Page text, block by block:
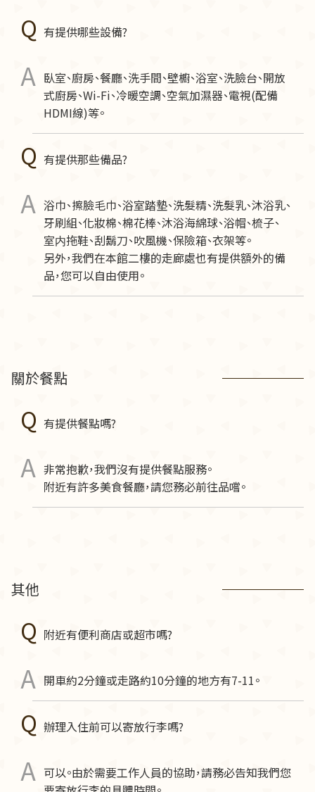
有提供哪些設備?
臥室、廚房、餐廳、洗手間、壁櫥、浴室、洗臉台、開放
式廚房、Wi-Fi、冷暖空調、空氣加濕器、電視(配備
HDMI線)等。
有提供那些備品?
浴巾、擦臉毛巾、浴室踏墊、洗髮精、洗髮乳、沐浴乳、
牙刷組、化妝棉、棉花棒、沐浴海綿球、浴帽、梳子、
室内拖鞋、刮鬍刀、吹風機、保險箱、衣架等。
另外，我們在本館二樓的走廊處也有提供額外的備
品，您可以自由使用。
關於餐點
有提供餐點嗎?
非常抱歉，我們沒有提供餐點服務。
附近有許多美食餐廳，請您務必前往品嚐。
其他
附近有便利商店或超市嗎?
開車約2分鐘或走路約10分鐘的地方有7-11。
辦理入住前可以寄放行李嗎?
可以。由於需要工作人員的協助，請務必告知我們您